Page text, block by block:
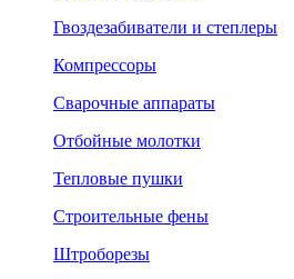
Гвоздезабиватели и степлеры
Компрессоры
Сварочные аппараты
Отбойные молотки
Тепловые пушки
Строительные фены
Штроборезы